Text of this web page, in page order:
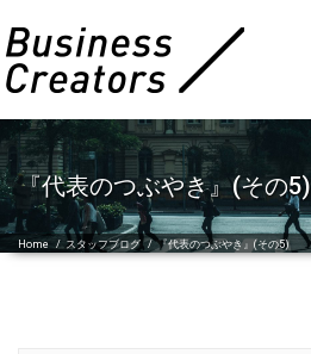
『代表のつぶやき』(その5)
Home / スタッフブログ /『代表のつぶやき』(その5)